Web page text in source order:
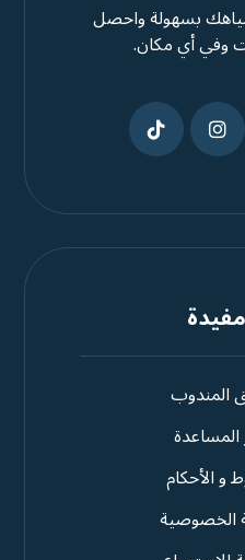
بسهولة واحصل
وفي أي مكان.
المندوب
و الأحكام
الخصوصية